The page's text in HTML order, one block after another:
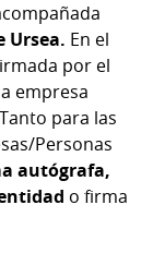
Ursea. En el
por el
empresa
para las
Personas
autógrafa,
o firma